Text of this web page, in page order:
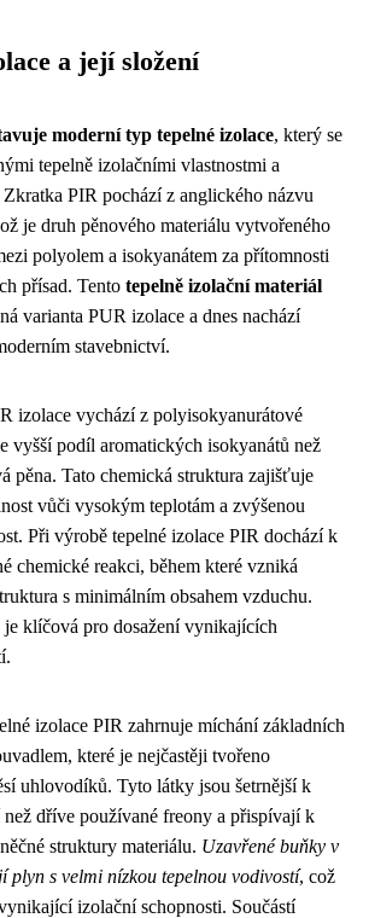
a její složení
moderní typ tepelné izolace, který se
tepelně izolačními vlastnostmi a
PIR pochází z anglického názvu
je druh pěnového materiálu vytvořeného
polyolem a isokyanátem za přítomnosti
přísad. Tento tepelně izolační materiál
varianta PUR izolace a dnes nachází
stavebnictví.
izolace vychází z polyisokyanurátové
vyšší podíl aromatických isokyanátů než
pěna. Tato chemická struktura zajišťuje
vůči vysokým teplotám a zvýšenou
Při výrobě tepelné izolace PIR dochází k
chemické reakci, během které vzniká
s minimálním obsahem vzduchu.
je klíčová pro dosažení vynikajících
izolace PIR zahrnuje míchání základních
které je nejčastěji tvořeno
uhlovodíků. Tyto látky jsou šetrnější k
dříve používané freony a přispívají k
struktury materiálu. Uzavřené buňky v
plyn s velmi nízkou tepelnou vodivostí, což
izolační schopnosti. Součástí